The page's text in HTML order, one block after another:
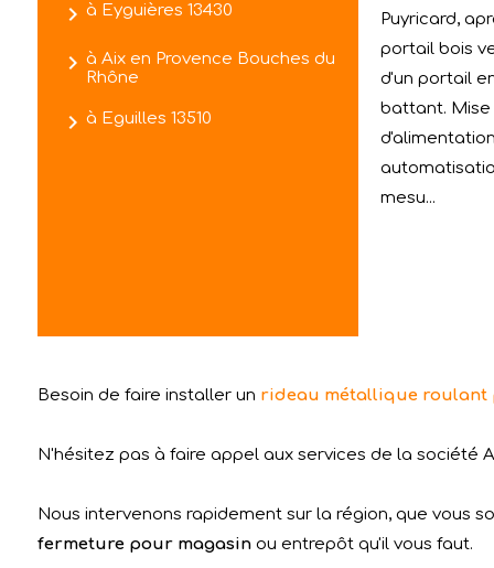
navigate_next à Eyguières 13430
navigate_next à Aix en Provence Bouches du
Rhône
navigate_next à Eguilles 13510
Puyricard,
portail bois
d'un portail
battant. Mise
mesu...
Besoin de faire installer un rideau métallique roulant
N'hésitez pas à faire appel aux services de la société
Nous intervenons rapidement sur la région, que vous
fermeture pour magasinou entrepôt qu'il vous faut.